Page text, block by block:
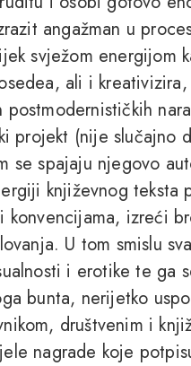
angažman u
svježom energijom
ali i
postmodernističkih
projekt (nije slučajno
se spajaju njegovo
književnog
konvencijama, izreći
U tom smislu
i erotike te ga
bunta, nerijetko
društvenim i
nagrade koje